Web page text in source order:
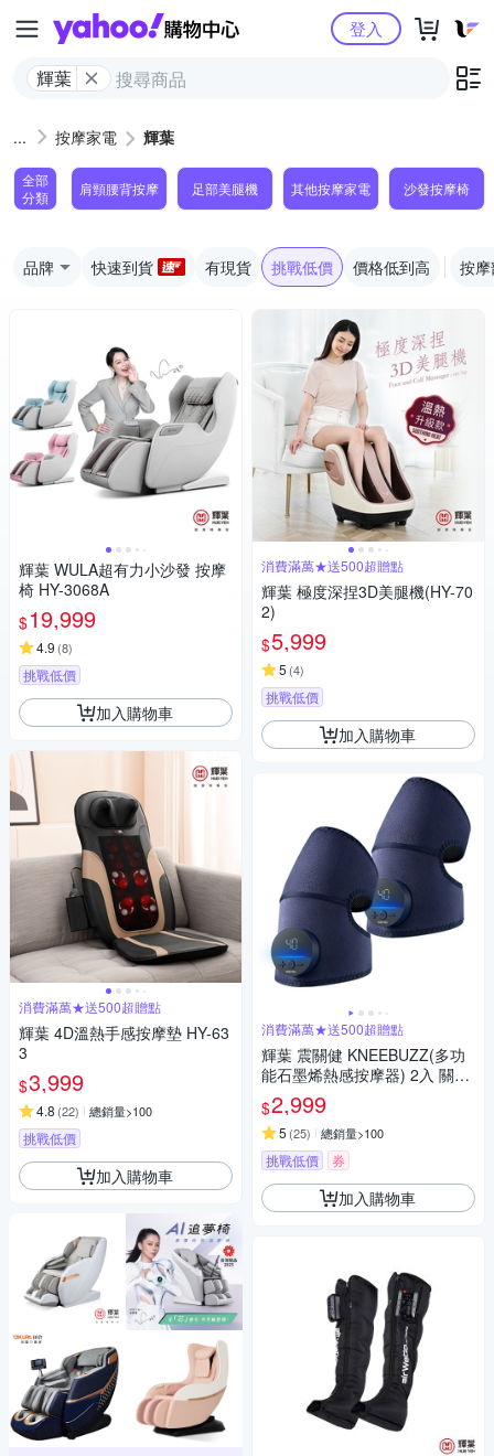
Yahoo購物中心
輝葉
登入
按摩家電 輝葉
全部
分類
肩頸腰背按摩 足部美腿機 其他按摩家電 沙發按摩椅
品牌 快速到貨 有現貨 挑戰低價 價格低到高 按
輝葉 WULA超有力小沙發 按摩
椅 HY-3068A
$19,999
4.9 (8)
挑戰低價
加入購物車
消費滿萬★送500超贈點
輝葉 4D溫熱手感按摩墊 HY-63
3
$3,999
4.8 (22) 總銷量>100
挑戰低價
加入購物車
消費滿萬★送500超贈點
輝葉 極度深捏3D美腿機(HY-70
2)
$5,999
5 (4)
挑戰低價
加入購物車
消費滿萬★送500超贈點
輝葉 震關健 KNEEBUZZ(多功
能石墨烯熱感按摩器) 2入 關節
按摩 膝蓋按摩 HY-762
$2,999
5 (25) 總銷量>100
挑戰低價 券
加入購物車